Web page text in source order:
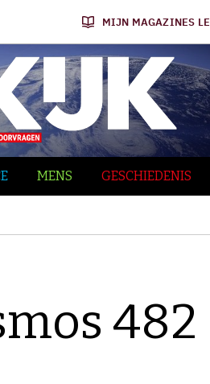
MIJN MAGAZINES
MENS GESCHIEDENIS
482